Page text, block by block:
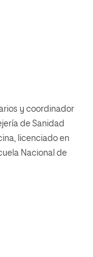
y coordinador
de Sanidad
licenciado en
Nacional de